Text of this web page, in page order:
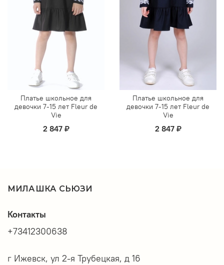
Платье школьное для
девочки 7-15 лет Fleur de
Vie
2 847 ₽
Платье школьное для
девочки 7-15 лет Fleur de
Vie
2 847 ₽
МИЛАШКА СЬЮЗИ
Контакты
+73412300638
г Ижевск, ул 2-я Трубецкая, д 16